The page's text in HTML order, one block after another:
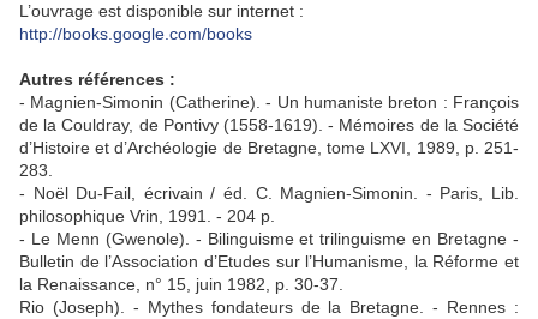
L’ouvrage est disponible sur internet :
http://books.google.com/books
Autres références :
- Magnien-Simonin (Catherine). - Un humaniste breton : François
de la Couldray, de Pontivy (1558-1619). - Mémoires de la Société
d’Histoire et d’Archéologie de Bretagne, tome LXVI, 1989, p. 251-
283.
- Noël Du-Fail, écrivain / éd. C. Magnien-Simonin. - Paris, Lib.
philosophique Vrin, 1991. - 204 p.
- Le Menn (Gwenole). - Bilinguisme et trilinguisme en Bretagne -
Bulletin de l’Association d’Etudes sur l’Humanisme, la Réforme et
la Renaissance, n° 15, juin 1982, p. 30-37.
Rio (Joseph). - Mythes fondateurs de la Bretagne. - Rennes :